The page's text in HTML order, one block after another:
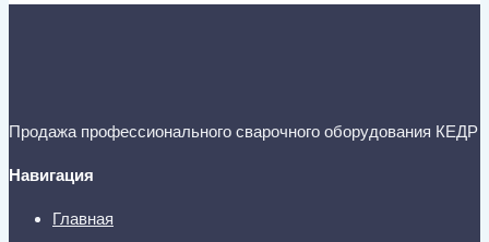
Продажа профессионального сварочного оборудования КЕДР
Навигация
Главная